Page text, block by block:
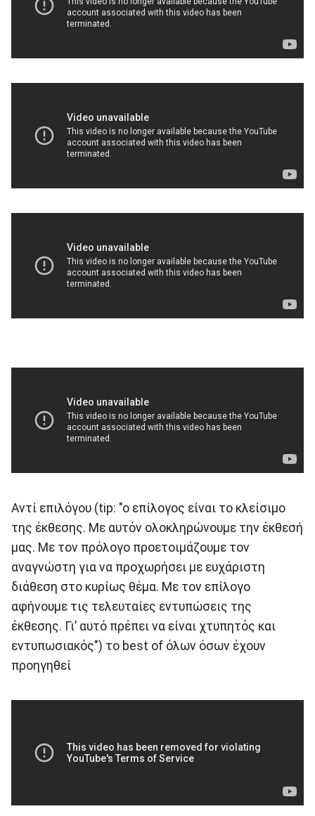
Aντί επιλόγου (tip: "o επίλογος είναι το κλείσιμο
της έκθεσης. Με αυτόν ολοκληρώνουμε την έκθεσή
μας. Με τον πρόλογο προετοιμάζουμε τον
αναγνώστη για να προχωρήσει με ευχάριστη
διάθεση στο κυρίως θέμα. Με τον επίλογο
αφήνουμε τις τελευταίες εντυπώσεις της
έκθεσης. Γι’ αυτό πρέπει να είναι χτυπητός και
εντυπωσιακός") το best of όλων όσων έχουν
προηγηθεί